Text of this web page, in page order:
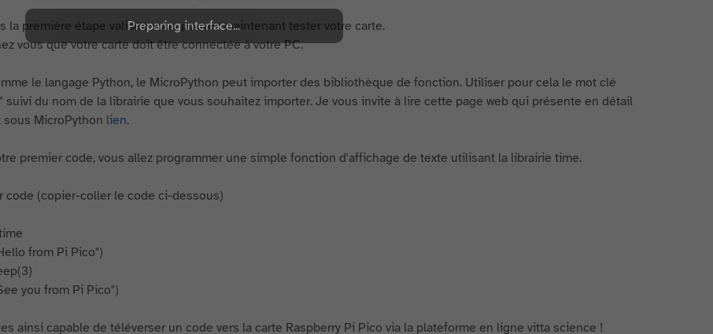
la première étape validée vous pouvez maintenant tester votre carte.
vous que votre carte doit être connectée à votre PC.
le langage Python, le MicroPython peut importer des bibliothèque de fonction. Utiliser pour cela le mot clé
suivi du nom de la librairie que vous souhaitez importer. Je vous invite à lire cette page web qui présente en détail
sous MicroPython lien.
premier code, vous allez programmer une simple fonction d'affichage de texte utilisant la librairie time.
code (copier-coller le code ci-dessous)
from Pi Pico")
you from Pi Pico")
ainsi capable de téléverser un code vers la carte Raspberry Pi Pico via la plateforme en ligne vitta science !
Preparing interface...